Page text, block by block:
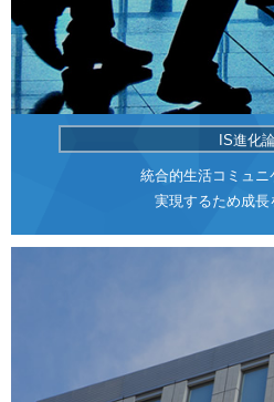
IS進化
統合的生活コミュニ
実現するため成長